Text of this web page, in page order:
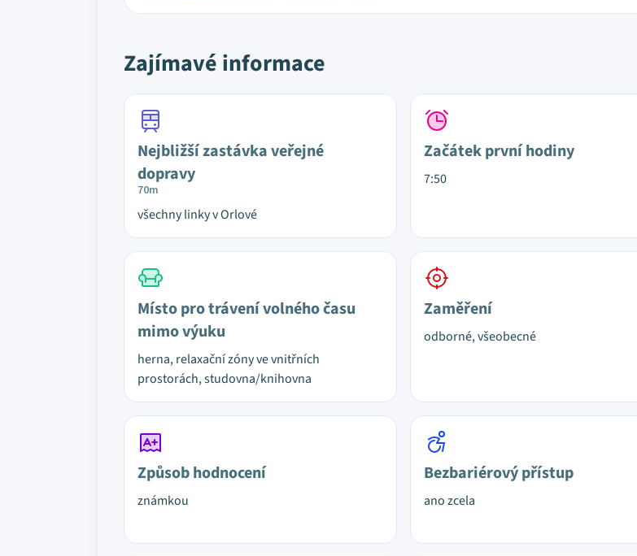
Zajímavé informace
Nejbližší zastávka veřejné
dopravy
70m
všechny linky v Orlové
Začátek první hodiny
7:50
Místo pro trávení volného času
mimo výuku
herna, relaxační zóny ve vnitřních
prostorách, studovna/knihovna
Zaměření
odborné, všeobecné
Způsob hodnocení
známkou
Bezbariérový přístup
ano zcela